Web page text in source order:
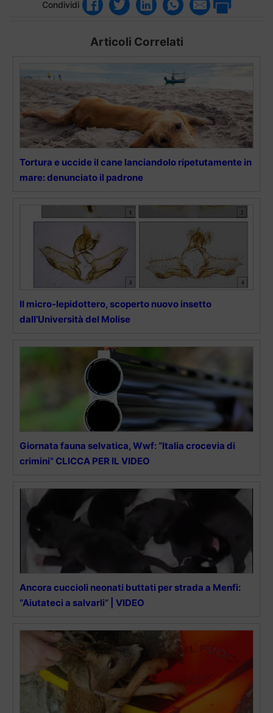
Condividi
Articoli Correlati
Tortura e uccide il cane lanciandolo ripetutamente in
mare: denunciato il padrone
Il micro-lepidottero, scoperto nuovo insetto
dall’Università del Molise
Giornata fauna selvatica, Wwf: “Italia crocevia di
crimini” CLICCA PER IL VIDEO
Ancora cuccioli neonati buttati per strada a Menfi:
“Aiutateci a salvarli” | VIDEO